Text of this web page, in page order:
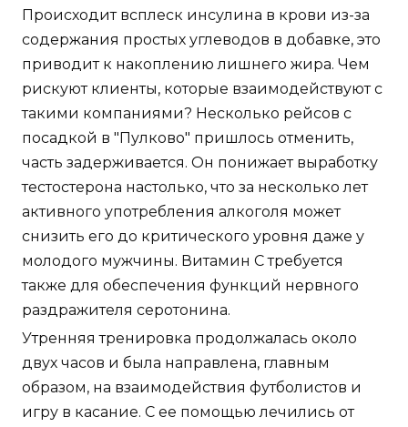
Происходит всплеск инсулина в крови из-за
содержания простых углеводов в добавке, это
приводит к накоплению лишнего жира. Чем
рискуют клиенты, которые взаимодействуют с
такими компаниями? Несколько рейсов с
посадкой в "Пулково" пришлось отменить,
часть задерживается. Он понижает выработку
тестостерона настолько, что за несколько лет
активного употребления алкоголя может
снизить его до критического уровня даже у
молодого мужчины. Витамин С требуется
также для обеспечения функций нервного
раздражителя серотонина.
Утренняя тренировка продолжалась около
двух часов и была направлена, главным
образом, на взаимодействия футболистов и
игру в касание. С ее помощью лечились от